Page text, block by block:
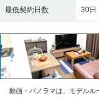
最低契約日数 30日
動画・パノラマは、モデルル